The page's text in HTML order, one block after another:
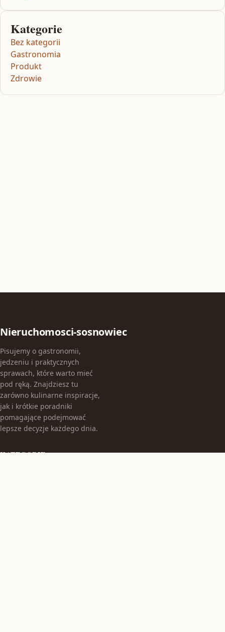
Kategorie
Bez kategorii
Gastronomia
Produkt
Zdrowie
Nieruchomosci-sosnowiec
Pisujemy o gastronomii,
jedzeniu i praktycznych
sprawach, które warto mieć
pod ręką. Znajdziesz tu
zarówno kulinarne inspiracje,
jak i krótkie poradniki
pomagające podejmować
lepsze decyzje każdego dnia.
KATEGORIE